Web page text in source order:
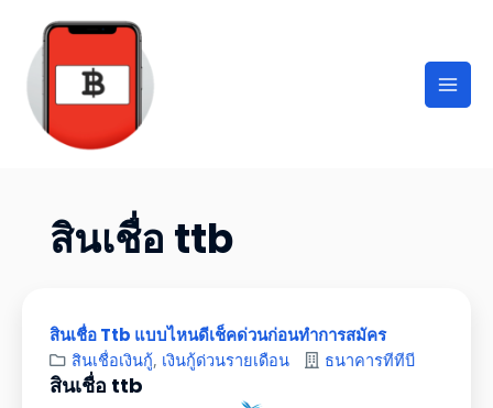
สินเชื่อ ttb
สินเชื่อ Ttb แบบไหนดีเช็คด่วนก่อนทำการสมัคร
สินเชื่อเงินกู้, เงินกู้ด่วนรายเดือน ธนาคารทีทีบี
สินเชื่อ ttb